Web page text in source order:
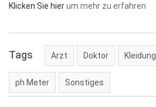
Klicken Sie hierum mehr zu erfahren
Tags Arzt Doktor Kleidung
ph Meter Sonstiges